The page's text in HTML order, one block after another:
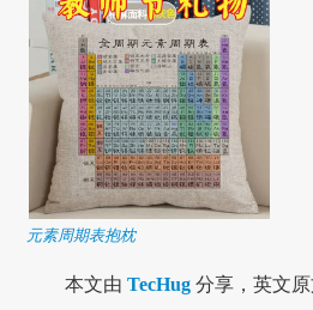
元素周期表抱枕
本文由TecHug 分享，英文